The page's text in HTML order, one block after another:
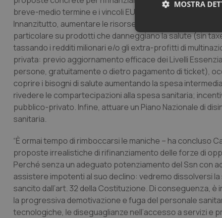
breve-medio termine e i vincoli EU sul debito, occorre
Innanzitutto, aumentare le risorse per la sanità,
particolare su prodotti che danneggiano la salute (sin
tassando i redditi milionari e/o gli extra-profitti di
privata: previo aggiornamento efficace dei Livelli
persone, gratuitamente o dietro pagamento di ticket),
coprire i bisogni di salute aumentando la spesa
rivedere le compartecipazioni alla spesa sanitaria;
pubblico-privato. Infine, attuare un Piano Nazionale di
sanitaria.
“È ormai tempo di rimboccarsi le maniche – ha concluso
proposte irrealistiche di rifinanziamento delle forze di
Perché senza un adeguato potenziamento del Ssn con
assistere impotenti al suo declino: vedremo dissolversi
sancito dall’art. 32 della Costituzione. Di conseguenza,
la progressiva demotivazione e fuga del personale
tecnologiche, le diseguaglianze nell’accesso a servizi e
MOSTRA
Nome
CookieScriptConsent